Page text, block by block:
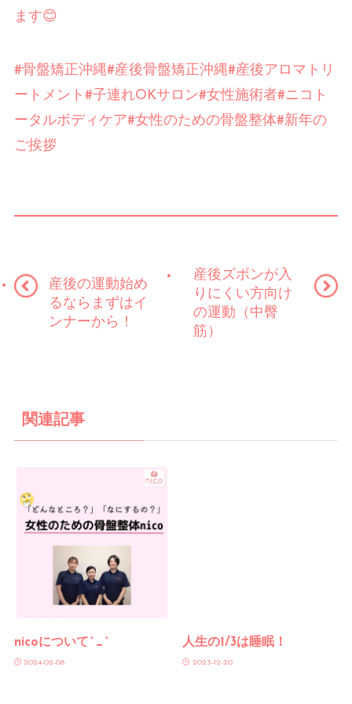
ます😊
#骨盤矯正沖縄#産後骨盤矯正沖縄#産後アロマトリ
ートメント#子連れOKサロン#女性施術者#ニコト
ータルボディケア#女性のための骨盤整体#新年の
ご挨拶
産後の運動始め
るならまずはイ
ンナーから！
産後ズボンが入
りにくい方向け
の運動（中臀
筋）
関連記事
nicoについて^_^
2024-02-08
人生の1/3は睡眠！
2023-12-20